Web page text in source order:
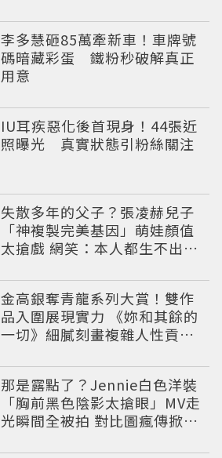
李多慧砸85萬牽新車！車牌號
碼暗藏彩蛋 鐵粉秒破解真正
用意
IU耳疾惡化後首現身！44張近
照曝光 真實狀態引粉絲關注
失散多年的父子？張凌赫兒子
「神複製完美基因」萌娃顏值
太搶戲 網笑：本人都生不出這
金高銀奪青龍系列大賞！雙作
品入圍展現實力 《妳和其餘的
一切》細膩刻畫複雜人性貢獻
那是露點了？Jennie白色洋裝
「胸前黑色陰影太搶眼」MV走
光瞬間全被拍 對比圖瘋傳掀論